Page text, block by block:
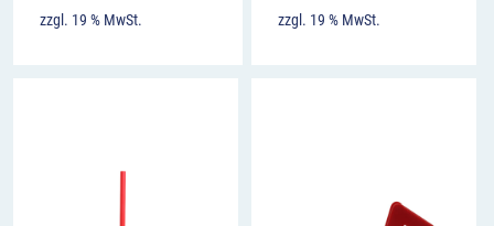
zzgl. 19 % MwSt.
zzgl. 19 % MwSt.